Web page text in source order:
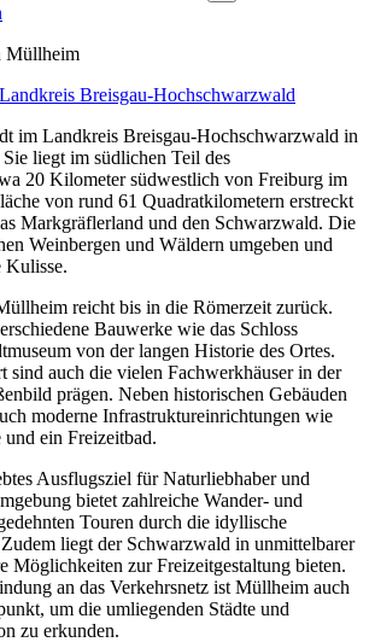
Müllheim
Landkreis Breisgau-Hochschwarzwald
im Landkreis Breisgau-Hochschwarzwald in
liegt im südlichen Teil des
20 Kilometer südwestlich von Freiburg im
von rund 61 Quadratkilometern erstreckt
Markgräflerland und den Schwarzwald. Die
Weinbergen und Wäldern umgeben und
Kulisse.
reicht bis in die Römerzeit zurück.
Bauwerke wie das Schloss
von der langen Historie des Ortes.
sind auch die vielen Fachwerkhäuser in der
prägen. Neben historischen Gebäuden
moderne Infrastruktureinrichtungen wie
ein Freizeitbad.
Ausflugsziel für Naturliebhaber und
bietet zahlreiche Wander- und
Touren durch die idyllische
liegt der Schwarzwald in unmittelbarer
Möglichkeiten zur Freizeitgestaltung bieten.
an das Verkehrsnetz ist Müllheim auch
um die umliegenden Städte und
zu erkunden.